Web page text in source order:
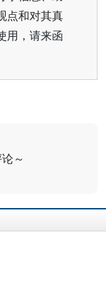
点和对其真
用，请来函
～